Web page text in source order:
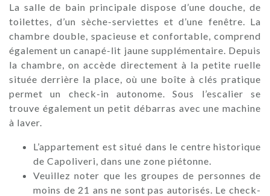
La salle de bain principale dispose d’une douche, de
toilettes, d’un sèche-serviettes et d’une fenêtre. La
chambre double, spacieuse et confortable, comprend
également un canapé-lit jaune supplémentaire. Depuis
la chambre, on accède directement à la petite ruelle
située derrière la place, où une boîte à clés pratique
permet un check-in autonome. Sous l’escalier se
trouve également un petit débarras avec une machine
à laver.
L’appartement est situé dans le centre historique
de Capoliveri, dans une zone piétonne.
Veuillez noter que les groupes de personnes de
moins de 21 ans ne sont pas autorisés. Le check-